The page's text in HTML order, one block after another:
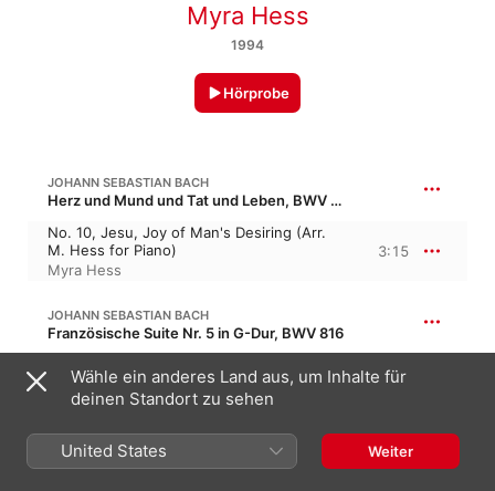
Myra Hess
1994
Hörprobe
JOHANN SEBASTIAN BACH
Herz und Mund und Tat und Leben, BWV 147
No. 10, Jesu, Joy of Man's Desiring (Arr.
M. Hess for Piano)
Myra Hess
3:15
JOHANN SEBASTIAN BACH
Französische Suite Nr. 5 in G-Dur, BWV 816
VII. Gigue
Myra Hess
3:19
JOHANN SEBASTIAN BACH
Präludium und Fuge Nr. 3 in Cis-Dur, BWV 848 · “Das Wohltemperierte Klavier, Buch 1”
Wähle ein anderes Land aus, um Inhalte für
deinen Standort zu sehen
United States Weiter